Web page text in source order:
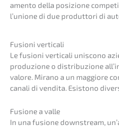
amen­to della posizio­ne
l’unio­ne di due produt­to­ri di
Fusio­ni verticali
Le fusio­ni verti­cali unisco­no
produ­zi­o­ne o distri­bu­zi­o­ne
valore. Mirano a un maggio­re
canali di vendita. Esisto­no
Fusio­ne a valle
In una fusio­ne downstream,